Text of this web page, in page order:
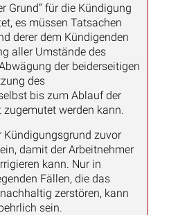
Grund“ für die Kündigung
es müssen Tatsachen
derer dem Kündigenden
aller Umstände des
der beiderseitigen
des
bis zum Ablauf der
werden kann.
Kündigungsgrund zuvor
damit der Arbeitnehmer
kann. Nur in
Fällen, die das
zerstören, kann
sein.